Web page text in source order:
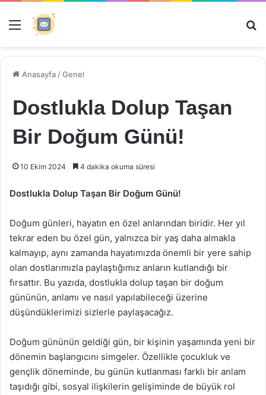
Menü
Anasayfa /Genel
Dostlukla Dolup Taşan
Bir Doğum Günü!
10 Ekim 2024 4 dakika okuma süresi
Dostlukla Dolup Taşan Bir Doğum Günü!
Doğum günleri, hayatın en özel anlarından biridir. Her yıl
tekrar eden bu özel gün, yalnızca bir yaş daha almakla
kalmayıp, aynı zamanda hayatımızda önemli bir yere sahip
olan dostlarımızla paylaştığımız anların kutlandığı bir
fırsattır. Bu yazıda, dostlukla dolup taşan bir doğum
gününün, anlamı ve nasıl yapılabileceği üzerine
düşündüklerimizi sizlerle paylaşacağız.
Doğum gününün geldiği gün, bir kişinin yaşamında yeni bir
dönemin başlangıcını simgeler. Özellikle çocukluk ve
gençlik döneminde, bu günün kutlanması farklı bir anlam
taşıdığı gibi, sosyal ilişkilerin gelişiminde de büyük rol